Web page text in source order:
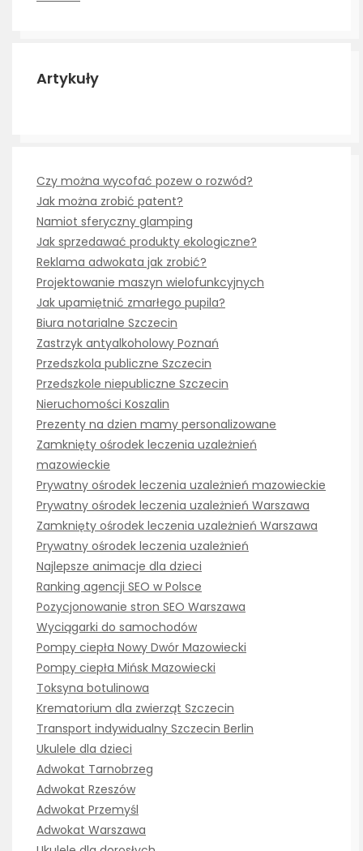
Artykuły
Czy można wycofać pozew o rozwód?
Jak można zrobić patent?
Namiot sferyczny glamping
Jak sprzedawać produkty ekologiczne?
Reklama adwokata jak zrobić?
Projektowanie maszyn wielofunkcyjnych
Jak upamiętnić zmarłego pupila?
Biura notarialne Szczecin
Zastrzyk antyalkoholowy Poznań
Przedszkola publiczne Szczecin
Przedszkole niepubliczne Szczecin
Nieruchomości Koszalin
Prezenty na dzien mamy personalizowane
Zamknięty ośrodek leczenia uzależnień
mazowieckie
Prywatny ośrodek leczenia uzależnień mazowieckie
Prywatny ośrodek leczenia uzależnień Warszawa
Zamknięty ośrodek leczenia uzależnień Warszawa
Prywatny ośrodek leczenia uzależnień
Najlepsze animacje dla dzieci
Ranking agencji SEO w Polsce
Pozycjonowanie stron SEO Warszawa
Wyciągarki do samochodów
Pompy ciepła Nowy Dwór Mazowiecki
Pompy ciepła Mińsk Mazowiecki
Toksyna botulinowa
Krematorium dla zwierząt Szczecin
Transport indywidualny Szczecin Berlin
Ukulele dla dzieci
Adwokat Tarnobrzeg
Adwokat Rzeszów
Adwokat Przemyśl
Adwokat Warszawa